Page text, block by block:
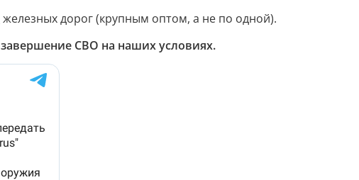
железных дорог (крупным оптом, а не по одной).
завершение СВО на наших условиях.